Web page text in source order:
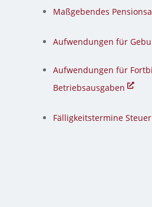
Maßgebendes
Aufwendungen für
Aufwendungen für
Betriebsausgaben
Fälligkeitstermine